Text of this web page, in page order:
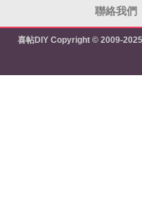
聯絡我們
喜帖DIY Copyright © 2009-